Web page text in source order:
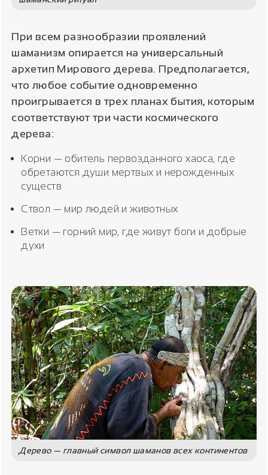
При всем разнообразии проявлений
шаманизм опирается на универсальный
архетип Мирового дерева. Предполагается,
что любое событие одновременно
проигрывается в трех планах бытия, которым
соответствуют три части космического
дерева:
Корни — обитель первозданного хаоса, где
обретаются души мертвых и нерожденных
существ
Ствол — мир людей и животных
Ветки — горний мир, где живут боги и добрые
духи
Дерево — главный символ шаманов всех континентов